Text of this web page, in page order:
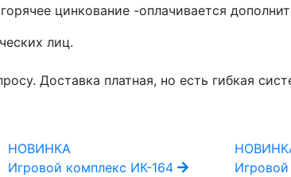
цинкование -оплачивается
лиц.
Доставка платная, но есть гибкая
НОВИНКА
Игровой комплекс ИК-164